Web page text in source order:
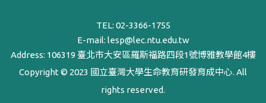
TEL: 02-3366-1755
E-mail: lesp@lec.ntu.edu.tw
Address: 106319 臺北市大安區羅斯福路四段1號博雅教學館4樓
Copyright © 2023 國立臺灣大學生命教育研發育成中心. All
rights reserved.